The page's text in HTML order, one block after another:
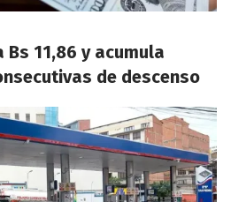
11,86 y acumula
de descenso